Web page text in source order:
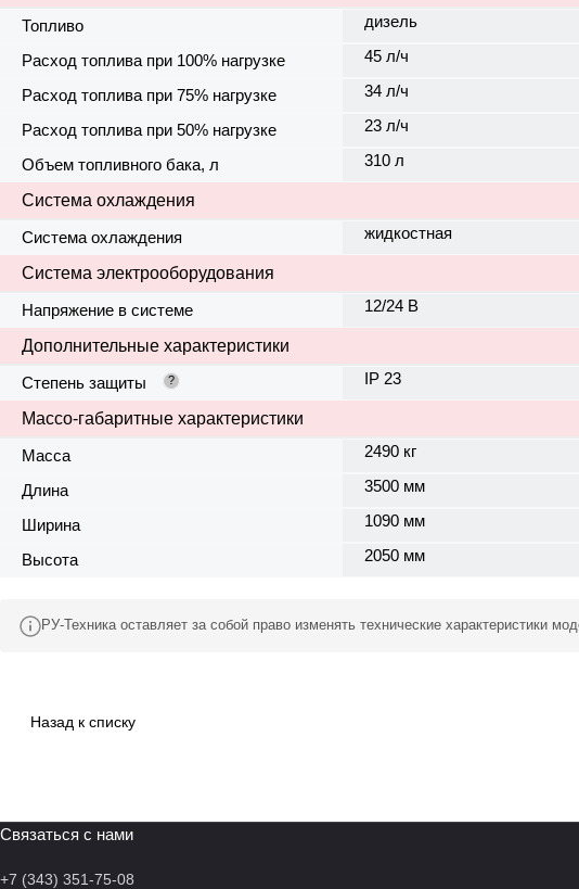
Топливо
дизель
Расход топлива при 100% нагрузке 45 л/ч
Расход топлива при 75% нагрузке 34 л/ч
Расход топлива при 50% нагрузке 23 л/ч
Объем топливного бака, л 310 л
Система охлаждения
Система охлаждения
жидкостная
Система электрооборудования
Напряжение в системе
12/24 В
Дополнительные характеристики
Степень защиты
? IP 23
Массо-габаритные характеристики
Масса
2490 кг
Длина 3500 мм
Ширина 1090 мм
Высота 2050 мм
РУ-Техника оставляет за собой право изменять технические характеристики
Назад к списку
Связаться с нами
+7 (343) 351-75-08